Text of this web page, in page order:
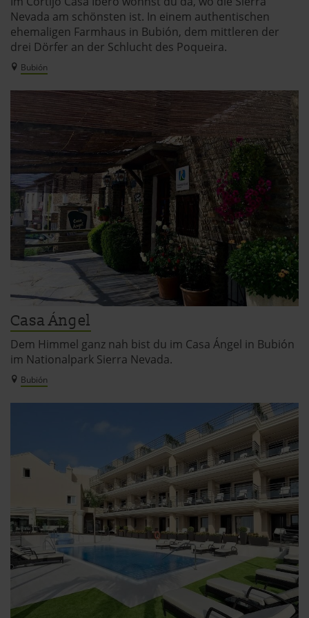
Nevada am schönsten ist. In einem authentischen
ehemaligen Farmhaus in Bubión, dem mittleren der
drei Dörfer an der Schlucht des Poqueira.
Bubión
Casa Ángel
Dem Himmel ganz nah bist du im Casa Ángel in Bubión
im Nationalpark Sierra Nevada.
Bubión